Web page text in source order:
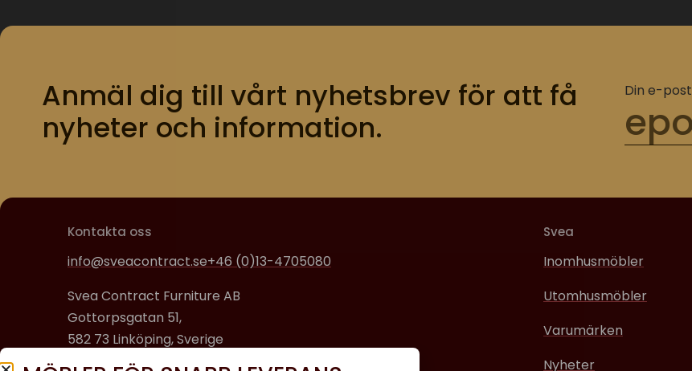
Anmäl dig till vårt nyhetsbrev för att få
nyheter och information.
Din e-post
Kontakta oss
info@sveacontract.se+46 (0)13-4705080
Svea Contract Furniture AB
Gottorpsgatan 51,
582 73 Linköping, Sverige
Svea
Inomhusmöbler
Utomhusmöbler
Varumärken
Nyheter